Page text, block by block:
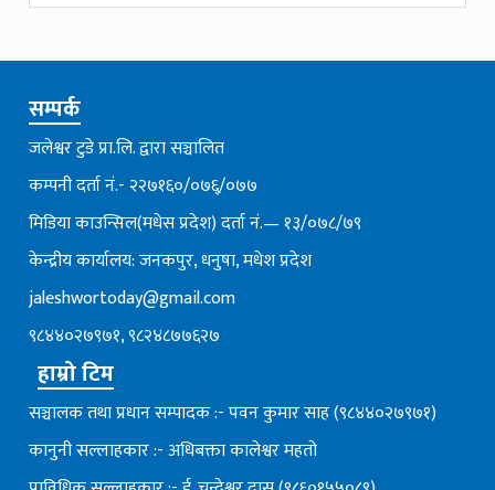
सम्पर्क
जलेश्वर टुडे प्रा.लि. द्वारा सञ्चालित
कम्पनी दर्ता नं.- २२७१६०/०७६्/०७७
मिडिया काउन्सिल(मधेस प्रदेश) दर्ता नं.— १३/०७८/७९
केन्द्रीय कार्यालय: जनकपुर, धनुषा, मधेश प्रदेश
jaleshwortoday@gmail.com
९८४४०२७९७१, ९८२४८७७६२७
हाम्रो टिम
सञ्चालक तथा प्रधान सम्पादक :- पवन कुमार साह (९८४४०२७९७१)
कानुनी सल्लाहकार :- अधिबक्ता कालेश्वर महतो